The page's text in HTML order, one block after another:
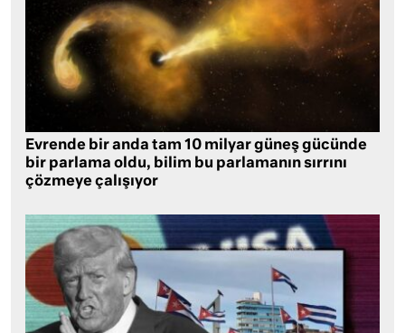
Evrende bir anda tam 10 milyar güneş gücünde
bir parlama oldu, bilim bu parlamanın sırrını
çözmeye çalışıyor